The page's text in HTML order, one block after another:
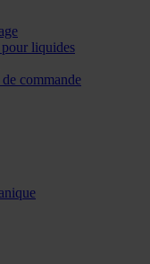
liquides
de commande